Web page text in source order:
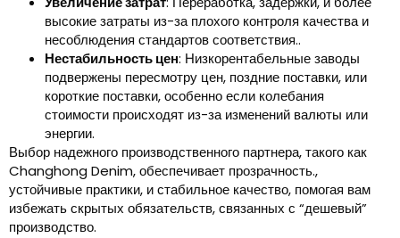
высокие затраты из-за плохого контроля качества и
несоблюдения стандартов соответствия..
Нестабильность цен: Низкорентабельные заводы
подвержены пересмотру цен, поздние поставки, или
короткие поставки, особенно если колебания
стоимости происходят из-за изменений валюты или
энергии.
Выбор надежного производственного партнера, такого как
Changhong Denim, обеспечивает прозрачность.,
устойчивые практики, и стабильное качество, помогая вам
избежать скрытых обязательств, связанных с “дешевый”
производство.